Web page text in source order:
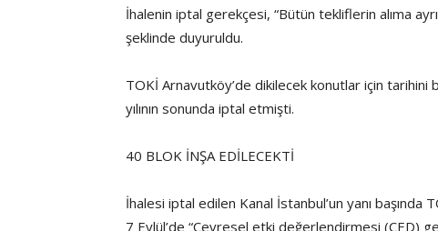
İhalenin iptal gerekçesi, “Bütün tekliflerin alıma
şeklinde duyuruldu.
TOKİ Arnavutköy’de dikilecek konutlar için
yılının sonunda iptal etmişti.
40 BLOK İNŞA EDİLECEKTİ
İhalesi iptal edilen Kanal İstanbul’un yanı
7 Eylül’de “Çevresel etki değerlendirmesi (ÇED)